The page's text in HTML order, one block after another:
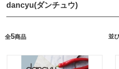
dancyu(ダンチュウ)
全5商品 並